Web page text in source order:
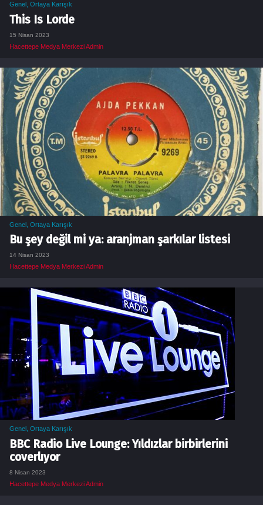
Genel Ortaya Karışık
This Is Lorde
15 Nisan 2023
Hacettepe Medya Merkezi Admin
Genel Ortaya Karışık
Bu şey değil mi ya: aranjman şarkılar listesi
14 Nisan 2023
Hacettepe Medya Merkezi Admin
Genel , Ortaya Karışık
BBC Radio Live Lounge: Yıldızlar birbirlerini
coverlıyor
8 Nisan 2023
Hacettepe Medya Merkezi Admin